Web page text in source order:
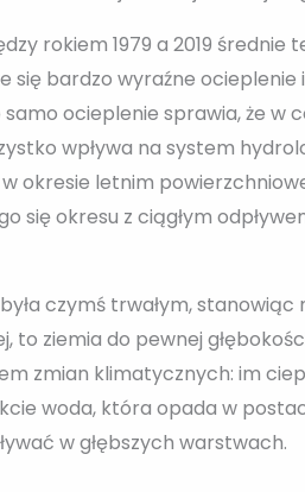
rokiem 1979 a 2019
bardzo wyraźne
ocieplenie sprawia, że
wpływa na system
okresie letnim
się okresu z ciągłym
była czymś trwałym,
to ziemia do pewnej
zmian klimatycznych: im
woda, która opada w
w głębszych warstwach.